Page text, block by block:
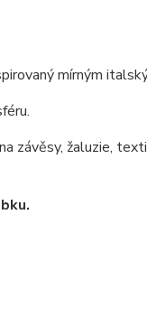
mírným
závěsy, žaluzie,